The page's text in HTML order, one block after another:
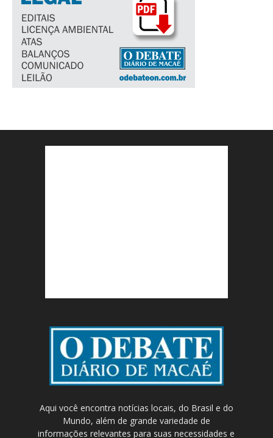
Aqui você encontra notícias locais, do Brasil e do
Mundo, além de grande variedade de
informações relevantes para suas necessidades e